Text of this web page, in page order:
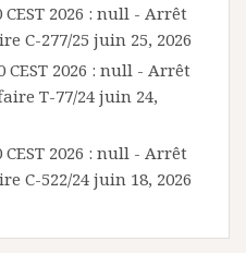
CEST 2026 : null - Arrêt
C-277/25 juin 25, 2026
CEST 2026 : null - Arrêt
T-77/24 juin 24,
CEST 2026 : null - Arrêt
C-522/24 juin 18, 2026